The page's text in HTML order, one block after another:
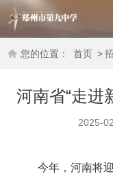
您的位置： 首页 >
河南省“走进
2025-
今年，河南将